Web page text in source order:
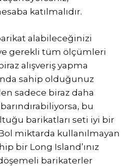
katılmalıdır.
alabileceğinizi
gerekli tüm ölçümleri
alışveriş yapma
sahip olduğunuz
sadece biraz daha
bu
barikatları seti iyi bir
miktarda kullanılmayan
bir Long Island’ınız
barikaterler